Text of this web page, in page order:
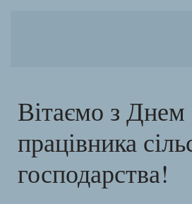
Вітаємо з Днем
працівника
господарства!